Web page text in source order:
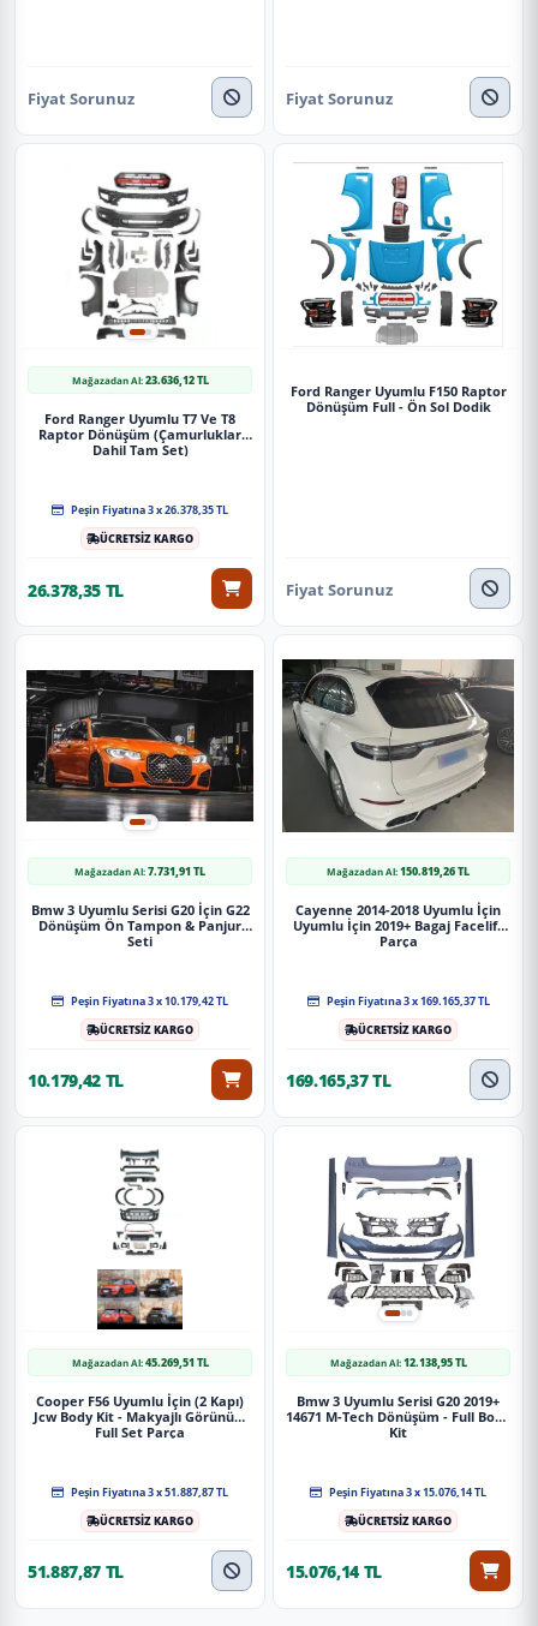
Fiyat Sorunuz Fiyat Sorunuz
Mağazadan Al:23.636,12 TL
Ford Ranger Uyumlu T7 Ve T8
Raptor Dönüşüm (Çamurluklar
Dahil Tam Set)
Peşin Fiyatına 3 x 26.378,35 TL
ÜCRETSİZ KARGO
26.378,35 TL
Ford Ranger Uyumlu F150 Raptor
Dönüşüm Full - Ön Sol Dodik
Fiyat Sorunuz
Mağazadan Al:7.731,91 TL
Bmw 3 Uyumlu Serisi G20 İçin G22
Dönüşüm Ön Tampon & Panjur
Seti
Peşin Fiyatına 3 x 10.179,42 TL
ÜCRETSİZ KARGO
10.179,42 TL
Mağazadan Al:150.819,26 TL
Cayenne 2014-2018 Uyumlu İçin
Uyumlu İçin 2019+ Bagaj Facelift
Parça
Peşin Fiyatına 3 x 169.165,37 TL
ÜCRETSİZ KARGO
169.165,37 TL
Mağazadan Al:45.269,51 TL
Cooper F56 Uyumlu İçin (2 Kapı)
Jcw Body Kit - Makyajlı Görünüm
Full Set Parça
Peşin Fiyatına 3 x 51.887,87 TL
ÜCRETSİZ KARGO
51.887,87 TL
Mağazadan Al:12.138,95 TL
Bmw 3 Uyumlu Serisi G20 2019+
14671 M-Tech Dönüşüm - Full Body
Kit
Peşin Fiyatına 3 x 15.076,14 TL
ÜCRETSİZ KARGO
15.076,14 TL